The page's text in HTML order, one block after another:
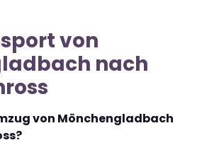
von
nach
von Mönchengladbach